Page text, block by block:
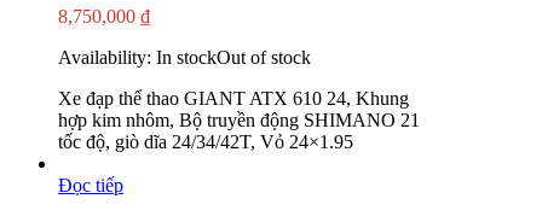
8,750,000 ₫
Availability: In stockOut of stock
Xe đạp thể thao GIANT ATX 610 24, Khung
hợp kim nhôm, Bộ truyền động SHIMANO 21
tốc độ, giò dĩa 24/34/42T, Vỏ 24×1.95
Đọc tiếp